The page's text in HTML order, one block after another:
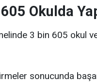
Okulda
3 bin 605 okul
sonucunda